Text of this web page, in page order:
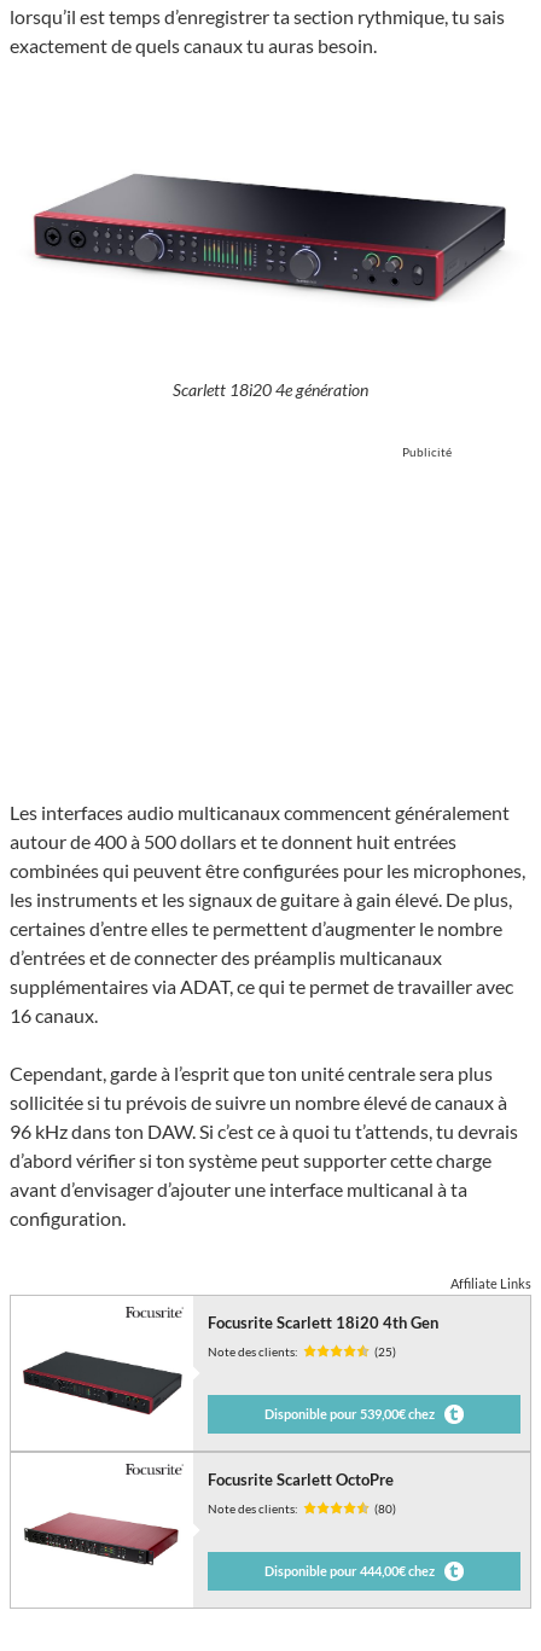
lorsqu’il est temps d’enregistrer ta section rythmique, tu sais
exactement de quels canaux tu auras besoin.
Scarlett 18i20 4e génération
Publicité
Les interfaces audio multicanaux commencent généralement
autour de 400 à 500 dollars et te donnent huit entrées
combinées qui peuvent être configurées pour les microphones,
les instruments et les signaux de guitare à gain élevé. De plus,
certaines d’entre elles te permettent d’augmenter le nombre
d’entrées et de connecter des préamplis multicanaux
supplémentaires via ADAT, ce qui te permet de travailler avec
16 canaux.
Cependant, garde à l’esprit que ton unité centrale sera plus
sollicitée si tu prévois de suivre un nombre élevé de canaux à
96 kHz dans ton DAW. Si c’est ce à quoi tu t’attends, tu devrais
d’abord vérifier si ton système peut supporter cette charge
avant d’envisager d’ajouter une interface multicanal à ta
configuration.
Affiliate Links
Focusrite Scarlett 18i20 4th Gen
Note des clients: (25)
Disponible pour 539,00€ chez
Focusrite Scarlett OctoPre
Note des clients: (80)
Disponible pour 444,00€ chez